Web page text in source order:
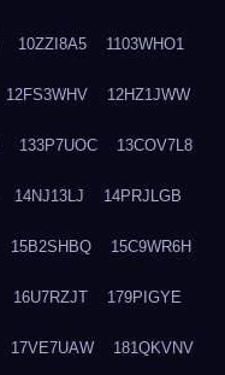
10ZZI8A5 1103WHO1
12FS3WHV 12HZ1JWW
133P7UOC 13COV7L8
14NJ13LJ 14PRJLGB
15B2SHBQ 15C9WR6H
16U7RZJT 179PIGYE
17VE7UAW 181QKVNV